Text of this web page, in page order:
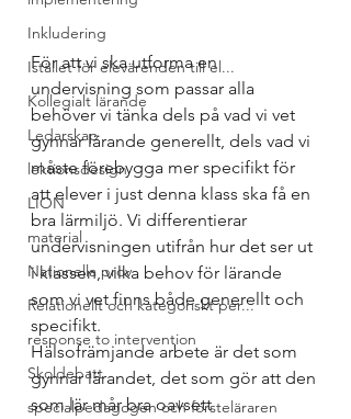
Inkludering
Istället för elevärenden till el...
Kollegialt lärande
Ledarskap
lektionsdesign
LION
material
Nationella prov
Relationellt och kategoriskt per...
response to intervention
Skoldebatt
specialpedagogen och försteläraren
För att vi ska utforma en
undervisning som passar alla
behöver vi tänka dels på vad vi vet
gynnar lärande generellt, dels vad vi
måste förebygga mer specifikt för
att elever i just denna klass ska få en
bra lärmiljö. Vi differentierar
undervisningen utifrån hur det ser ut
i klassen, vilka behov för lärande
som vi vet finns både generellt och
specifikt.
Hälsofrämjande arbete är det som
gynnar lärandet, det som gör att den
som lär mår bra oavsett